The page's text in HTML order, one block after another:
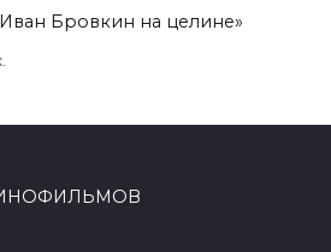
Бровкин на целине»